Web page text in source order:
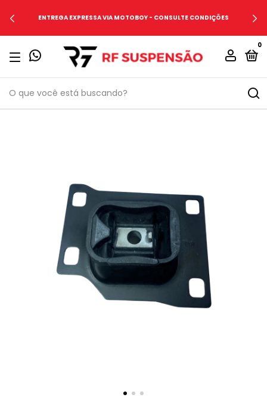
ENTREGA EXPRESSA VIA MOTOBOY - CONSULTE CONDIÇÕES
0